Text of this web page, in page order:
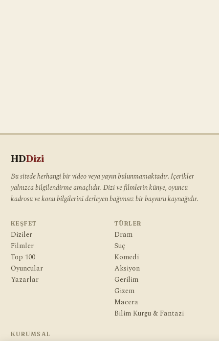
HDDizi
Bu sitede herhangi bir video veya yayın bulunmamaktadır. İçerikler
yalnızca bilgilendirme amaçlıdır. Dizi ve filmlerin künye, oyuncu
kadrosu ve konu bilgilerini derleyen bağımsız bir başvuru kaynağıdır.
KEŞFET
Diziler
Filmler
Top 100
Oyuncular
Yazarlar
TÜRLER
Dram
Suç
Komedi
Aksiyon
Gerilim
Gizem
Macera
Bilim Kurgu & Fantazi
KURUMSAL